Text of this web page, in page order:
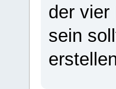
der vier
sein